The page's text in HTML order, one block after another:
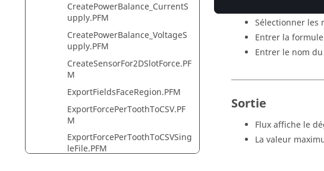
CreatePowerBalance_CurrentS
upply.PFM
CreatePowerBalance_VoltageS
upply.PFM
CreateSensorFor2DSlotForce.PF
M
ExportFieldsFaceRegion.PFM
ExportForcePerToothToCSV.PF
M
ExportForcePerToothToCSVSing
leFile.PFM
Sélectionner les
Entrer la
Entrer le nom
Sortie
Flux affiche le
La valeur